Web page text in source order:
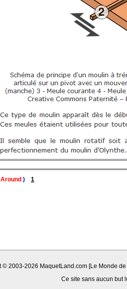
) 1
© 2003-2026 MaquetLand.com [Le Monde
Ce site sans aucun but